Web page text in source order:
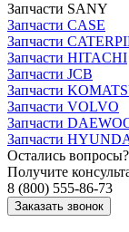
Запчасти SANY
Запчасти CASE
Запчасти
Запчасти HITACHI
Запчасти JCB
Запчасти
Запчасти VOLVO
Запчасти
Запчасти
Остались вопросы?
Получите
8 (800) 555-86-73